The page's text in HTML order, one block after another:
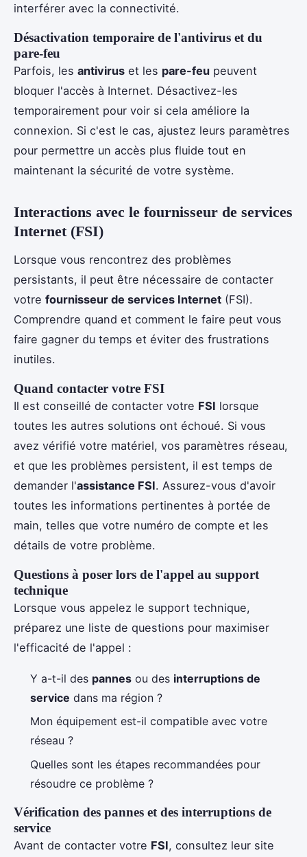
interférer avec la connectivité.
Désactivation temporaire de l'antivirus et du
pare-feu
Parfois, les antivirus et les pare-feu peuvent
bloquer l'accès à Internet. Désactivez-les
temporairement pour voir si cela améliore la
connexion. Si c'est le cas, ajustez leurs paramètres
pour permettre un accès plus fluide tout en
maintenant la sécurité de votre système.
Interactions avec le fournisseur de services
Internet (FSI)
Lorsque vous rencontrez des problèmes
persistants, il peut être nécessaire de contacter
votre fournisseur de services Internet (FSI).
Comprendre quand et comment le faire peut vous
faire gagner du temps et éviter des frustrations
inutiles.
Quand contacter votre FSI
Il est conseillé de contacter votre FSI lorsque
toutes les autres solutions ont échoué. Si vous
avez vérifié votre matériel, vos paramètres réseau,
et que les problèmes persistent, il est temps de
demander l'assistance FSI. Assurez-vous d'avoir
toutes les informations pertinentes à portée de
main, telles que votre numéro de compte et les
détails de votre problème.
Questions à poser lors de l'appel au support
technique
Lorsque vous appelez le support technique,
préparez une liste de questions pour maximiser
l'efficacité de l'appel :
Y a-t-il des pannes ou des interruptions de
service dans ma région ?
Mon équipement est-il compatible avec votre
réseau ?
Quelles sont les étapes recommandées pour
résoudre ce problème ?
Vérification des pannes et des interruptions de
service
Avant de contacter votre FSI, consultez leur site